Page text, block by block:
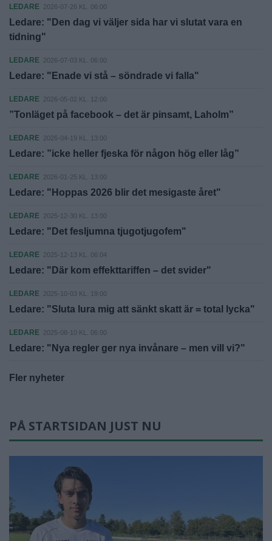
LEDARE 2026-07-26 KL. 06:00
Ledare: "Den dag vi väljer sida har vi slutat vara en
tidning"
LEDARE 2026-07-03 KL. 06:00
Ledare: "Enade vi stå – söndrade vi falla"
LEDARE 2026-05-02 KL. 12:00
”Tonläget på facebook – det är pinsamt, Laholm”
LEDARE 2026-04-19 KL. 13:00
Ledare: ”icke heller fjeska för någon hög eller låg”
LEDARE 2026-01-25 KL. 13:00
Ledare: "Hoppas 2026 blir det mesigaste året"
LEDARE 2025-12-30 KL. 13:00
Ledare: "Det fesljumna tjugotjugofem"
LEDARE 2025-12-13 KL. 06:04
Ledare: "Där kom effekttariffen – det svider"
LEDARE 2025-10-03 KL. 19:00
Ledare: "Sluta lura mig att sänkt skatt är = total lycka"
LEDARE 2025-08-10 KL. 06:00
Ledare: "Nya regler ger nya invånare – men vill vi?"
Fler nyheter
PÅ STARTSIDAN JUST NU